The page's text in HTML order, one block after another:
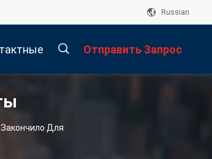
Russian
Данные
Отправить Запрос
Для